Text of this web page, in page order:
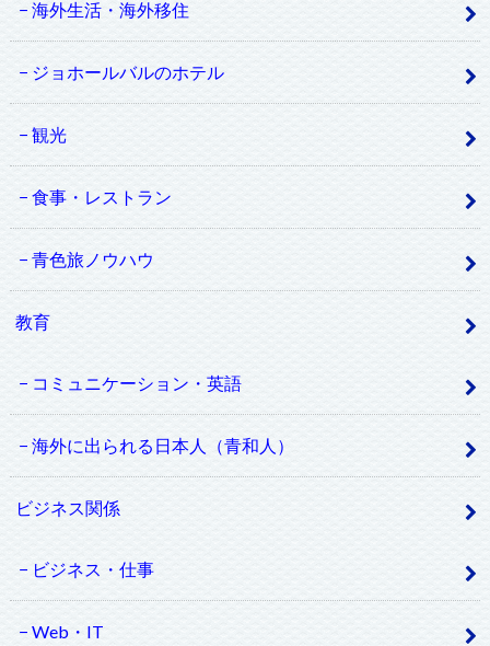
海外生活・海外移住
ジョホールバルのホテル
観光
食事・レストラン
青色旅ノウハウ
教育
コミュニケーション・英語
海外に出られる日本人（青和人）
ビジネス関係
ビジネス・仕事
Web・IT